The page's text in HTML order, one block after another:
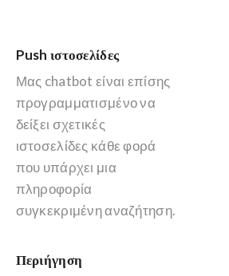
Push ιστοσελίδες
Μας chatbot είναι επίσης
προγραμματισμένο να
δείξει σχετικές
ιστοσελίδες κάθε φορά
που υπάρχει μια
πληροφορία
συγκεκριμένη αναζήτηση.
Περιήγηση